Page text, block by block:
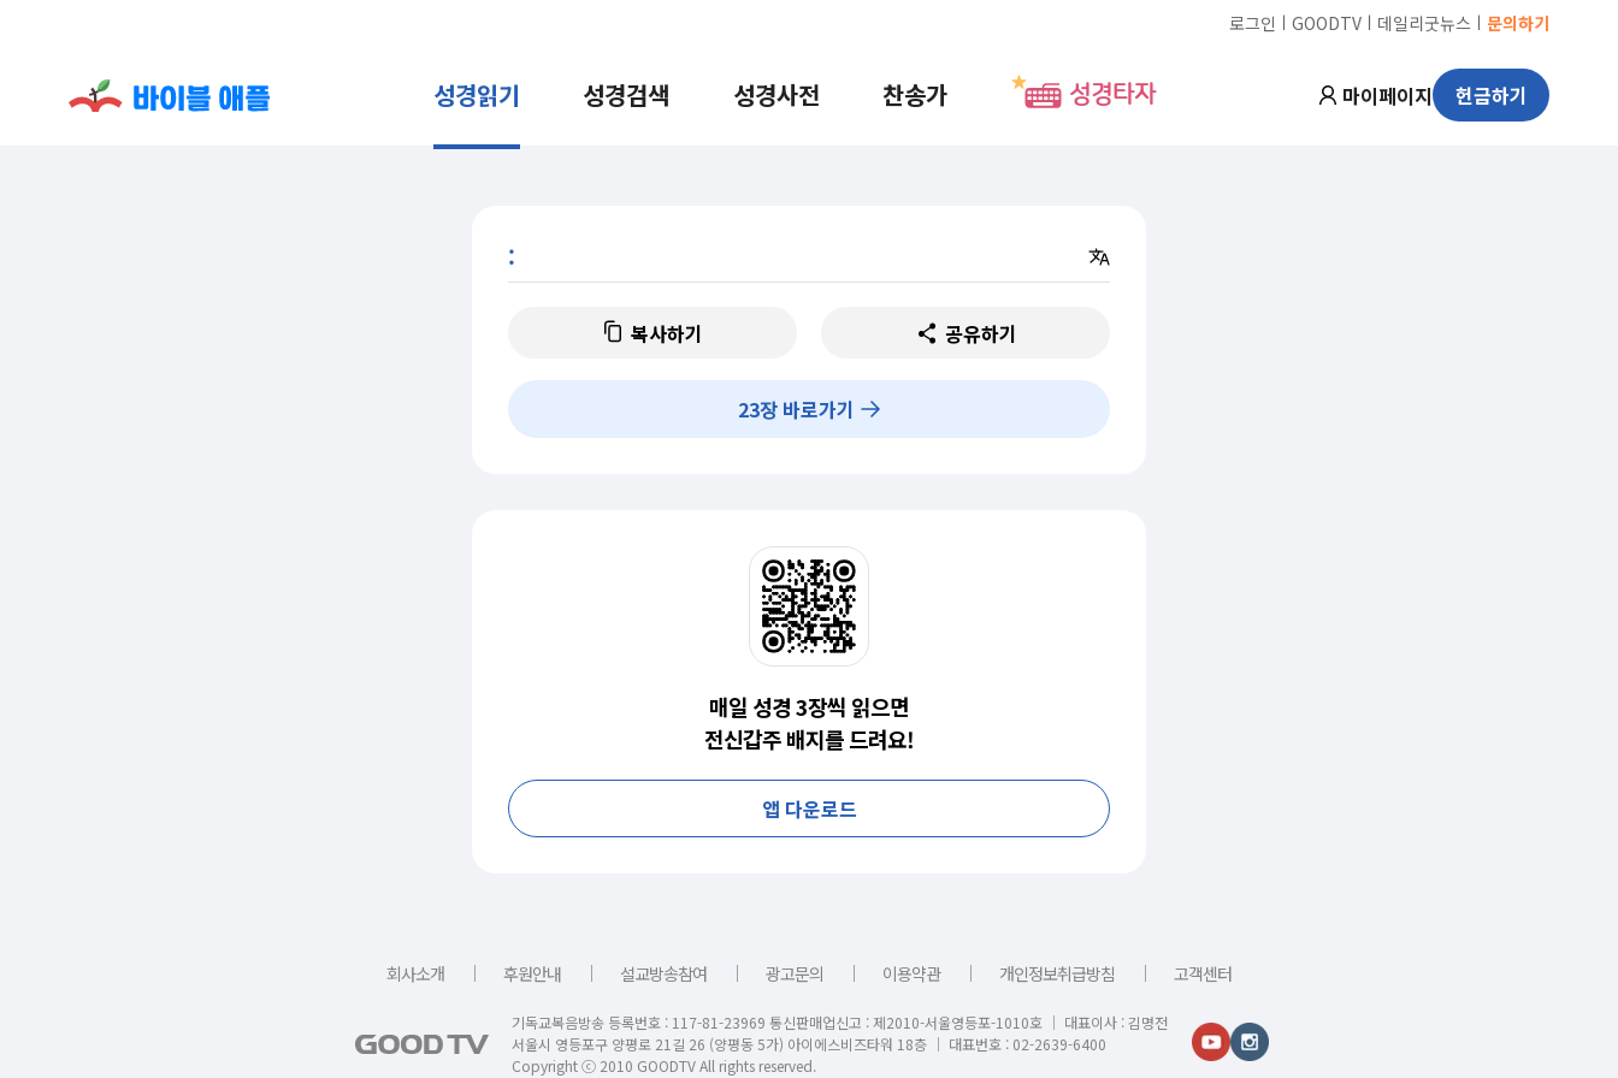
로그인 ㅣ GOODTV ㅣ 데일리굿뉴스 ㅣ 문의하기
성경읽기 성경검색 성경사전 찬송가 성경타자 마이페이지 헌금하기
:
복사하기 공유하기
23장 바로가기
매일 성경 3장씩 읽으면
전신갑주 배지를 드려요!
앱 다운로드
회사소개 ｜ 후원안내 ｜ 설교방송참여 ｜ 광고문의 ｜ 이용약관 ｜ 개인정보취급방침 ｜ 고객센터
기독교복음방송 등록번호 : 117-81-23969 통신판매업신고 : 제2010-서울영등포-1010호 │ 대표이사 : 김명전
서울시 영등포구 양평로 21길 26 (양평동 5가) 아이에스비즈타워 18층 │ 대표번호 : 02-2639-6400
Copyright ⓒ 2010 GOODTV All rights reserved.